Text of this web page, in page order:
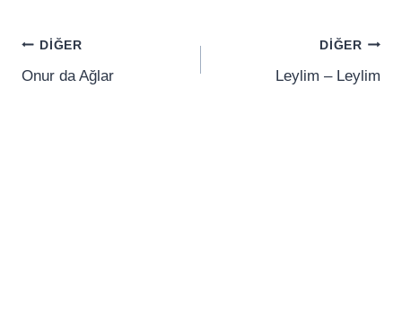
Yazı
gezinmesi
DIĞER
Onur da Ağlar
DIĞER
Leylim – Leylim